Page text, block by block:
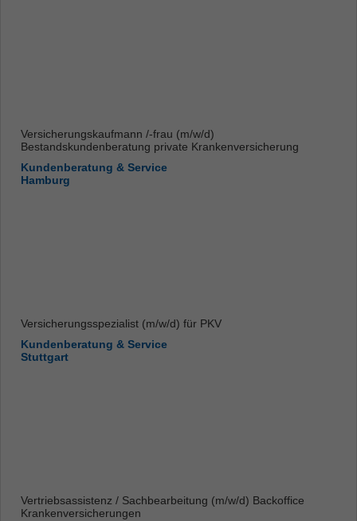
Versicherungskaufmann /-frau (m/w/d)
Bestandskundenberatung private Krankenversicherung
Kundenberatung & Service
Hamburg
Versicherungsspezialist (m/w/d) für PKV
Kundenberatung & Service
Stuttgart
Vertriebsassistenz / Sachbearbeitung (m/w/d) Backoffice
Krankenversicherungen